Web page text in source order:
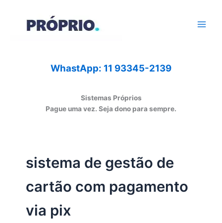
WhastApp: 11 93345-2139
Sistemas Próprios
Pague uma vez. Seja dono para sempre.
sistema de gestão de
cartão com pagamento
via pix